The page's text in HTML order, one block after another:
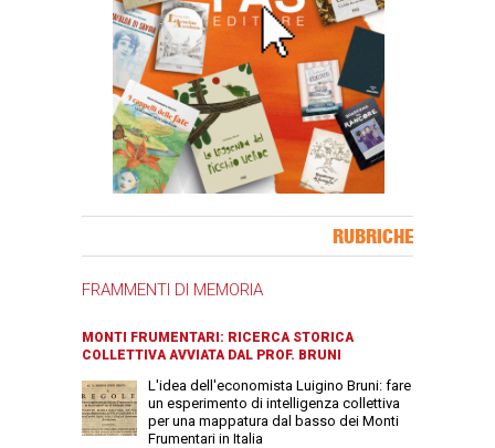
RUBRICHE
FRAMMENTI DI MEMORIA
MONTI FRUMENTARI: RICERCA STORICA
COLLETTIVA AVVIATA DAL PROF. BRUNI
L'idea dell'economista Luigino Bruni: fare
un esperimento di intelligenza collettiva
per una mappatura dal basso dei Monti
Frumentari in Italia